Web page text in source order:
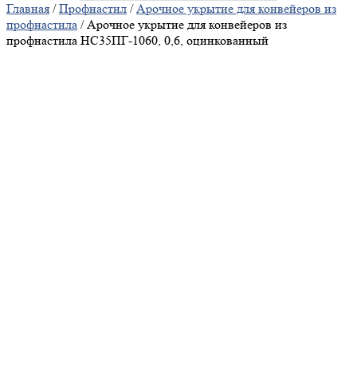
Главная /Профнастил /Арочное укрытие для конвейеров из
профнастила / Арочное укрытие для конвейеров из
профнастила НС35ПГ-1060, 0,6, оцинкованный